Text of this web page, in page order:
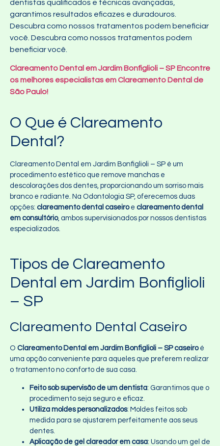
dentistas qualificados e técnicas avançadas,
garantimos resultados eficazes e duradouros.
Descubra como nossos tratamentos podem beneficiar
você. Descubra como nossos tratamentos podem
beneficiar você.
Clareamento Dental em Jardim Bonfiglioli – SP Encontre
os melhores especialistas em Clareamento Dental de
São Paulo!
O Que é Clareamento
Dental?
Clareamento Dental em Jardim Bonfiglioli – SP é um
procedimento estético que remove manchas e
descolorações dos dentes, proporcionando um sorriso mais
branco e radiante. Na Odontologia SP, oferecemos duas
opções: clareamento dental caseiroe clareamento dental
em consultório, ambos supervisionados por nossos dentistas
especializados.
Tipos de Clareamento
Dental em Jardim Bonfiglioli
– SP
Clareamento Dental Caseiro
O Clareamento Dental em Jardim Bonfiglioli – SP caseiroé
uma opção conveniente para aqueles que preferem realizar
o tratamento no conforto de sua casa.
Feito sob supervisão de um dentista: Garantimos que o
procedimento seja seguro e eficaz.
Utiliza moldes personalizados: Moldes feitos sob
medida para se ajustarem perfeitamente aos seus
dentes.
Aplicação de gel clareador em casa: Usando um gel de